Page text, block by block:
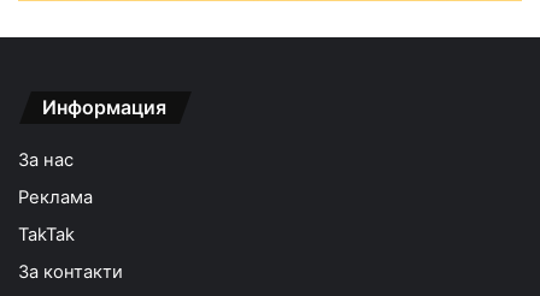
Информация
За нас
Реклама
TakTak
За контакти